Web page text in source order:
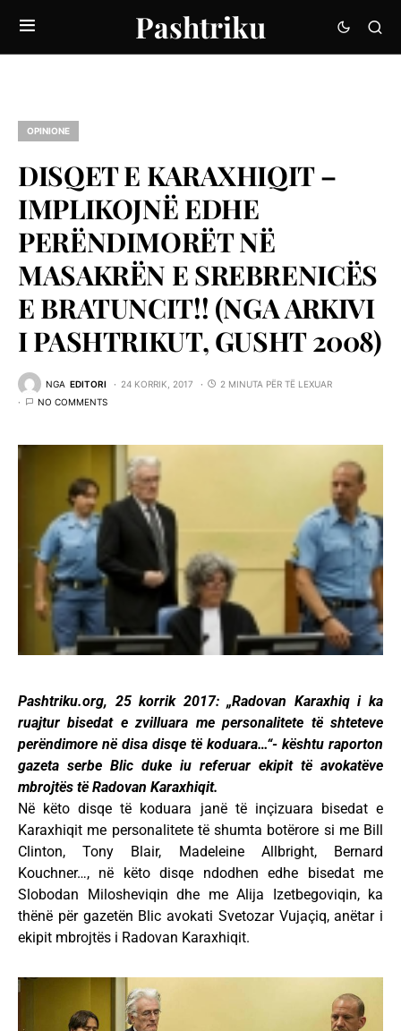
Pashtriku
OPINIONE
DISQET E KARAXHIQIT –
IMPLIKOJNË EDHE
PERËNDIMORËT NË
MASAKRËN E SREBRENICËS
E BRATUNCIT!! (NGA ARKIVI
I PASHTRIKUT, GUSHT 2008)
NGA EDITORI 24 KORRIK, 2017
2 MINUTA PËR TË LEXUAR
NO COMMENTS
Pashtriku.org, 25 korrik 2017: „Radovan Karaxhiq i ka
ruajtur bisedat e zvilluara me personalitete të shteteve
perëndimore në disa disqe të koduara…“- kështu raporton
gazeta serbe Blic duke iu referuar ekipit të avokatëve
mbrojtës të Radovan Karaxhiqit.
Në këto disqe të koduara janë të inçizuara bisedat e
Karaxhiqit me personalitete të shumta botërore si me Bill
Clinton, Tony Blair, Madeleine Allbright, Bernard
Kouchner…, në këto disqe ndodhen edhe bisedat me
Slobodan Milosheviqin dhe me Alija Izetbegoviqin, ka
thënë për gazetën Blic avokati Svetozar Vujaçiq, anëtar i
ekipit mbrojtës i Radovan Karaxhiqit.